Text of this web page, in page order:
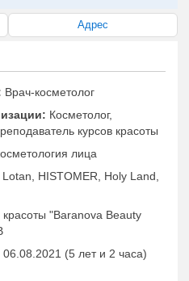
Адрес
Врач-косметолог
Косметолог,
курсов красоты
лица
HISTOMER, Holy Land,
красоты "Baranova Beauty
06.08.2021 (5 лет и 2 часа)